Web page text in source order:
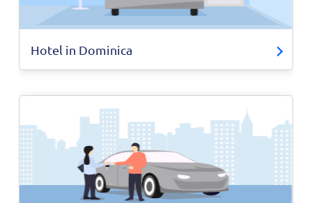
Hotel in Dominica